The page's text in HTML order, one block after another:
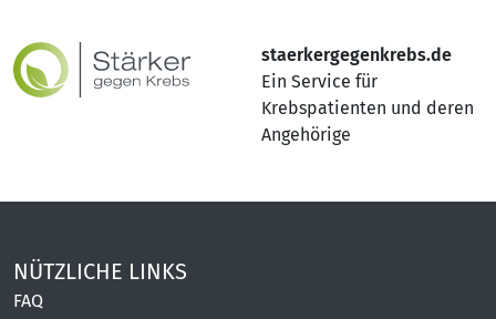
staerkergegenkrebs.de
Ein Service für
Krebspatienten und deren
Angehörige
NÜTZLICHE LINKS
FAQ